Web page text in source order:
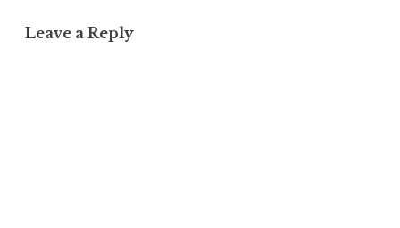
Leave a Reply